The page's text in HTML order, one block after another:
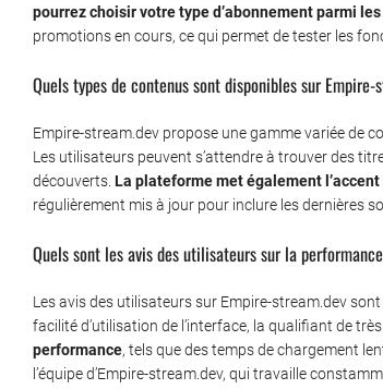
pourrez choisir votre type d’abonnement parmi
promotions en cours, ce qui permet de tester les
Quels types de contenus sont disponibles sur Empire-
Empire-stream.dev propose une gamme variée de
Les utilisateurs peuvent s’attendre à trouver des
découverts. La plateforme met également
régulièrement mis à jour pour inclure les dernières
Quels sont les avis des utilisateurs sur la
Les avis des utilisateurs sur Empire-stream.dev
facilité d’utilisation de l’interface, la qualifiant de
performance, tels que des temps de chargement
l’équipe d’Empire-stream.dev, qui travaille